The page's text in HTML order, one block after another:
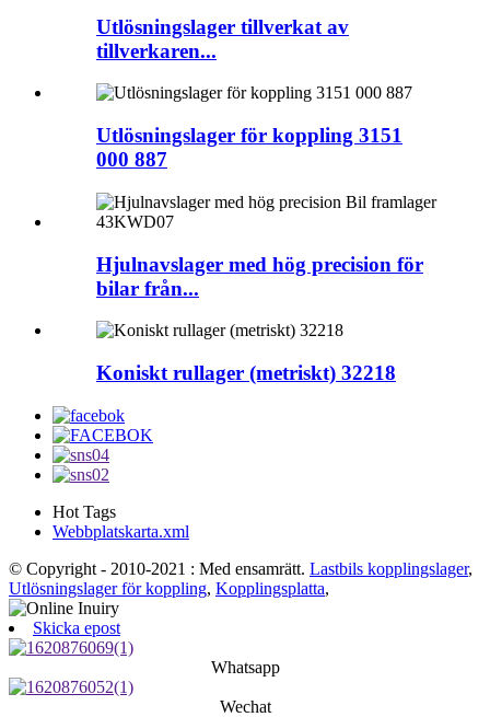
Utlösningslager tillverkat av
tillverkaren...
Utlösningslager för koppling 3151
000 887
Hjulnavslager med hög precision för
bilar från...
Koniskt rullager (metriskt) 32218
Hot Tags
Webbplatskarta.xml
© Copyright - 2010-2021 : Med ensamrätt. Lastbils kopplingslager,
Utlösningslager för koppling, Kopplingsplatta,
Skicka epost
Whatsapp
Wechat